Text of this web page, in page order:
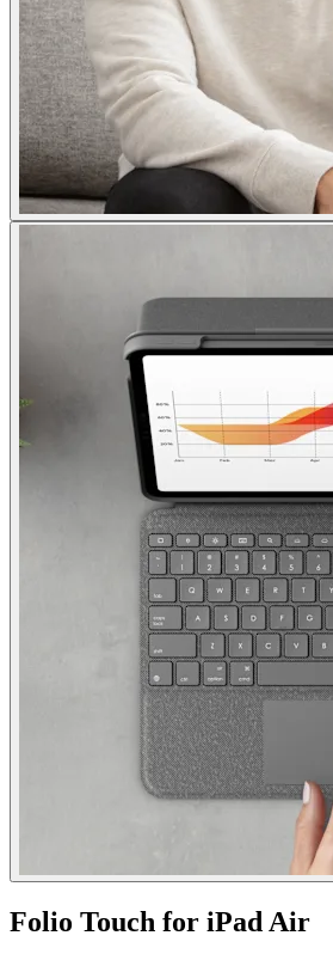
Folio Touch for iPad Air